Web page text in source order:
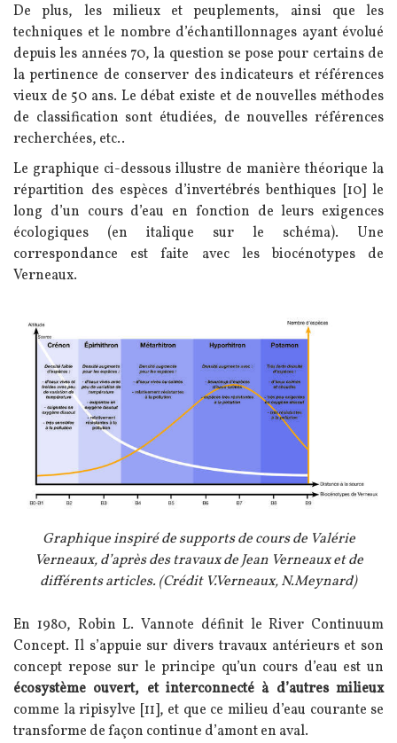
De plus, les milieux et peuplements, ainsi que les
techniques et le nombre d’échantillonnages ayant évolué
depuis les années 70, la question se pose pour certains de
la pertinence de conserver des indicateurs et références
vieux de 50 ans. Le débat existe et de nouvelles méthodes
de classification sont étudiées, de nouvelles références
recherchées, etc..
Le graphique ci-dessous illustre de manière théorique la
répartition des espèces d’invertébrés benthiques [10] le
long d’un cours d’eau en fonction de leurs exigences
écologiques (en italique sur le schéma). Une
correspondance est faite avec les biocénotypes de
Verneaux.
Image
LégendeGraphique inspiré de supports de cours de Valérie
Verneaux, d’après des travaux de Jean Verneaux et de
différents articles. (Crédit V.Verneaux, N.Meynard)
Texte
En 1980, Robin L. Vannote définit le River Continuum
Concept. Il s’appuie sur divers travaux antérieurs et son
concept repose sur le principe qu’un cours d’eau est un
écosystème ouvert, et interconnecté à d’autres milieux
comme la ripisylve [11], et que ce milieu d’eau courante se
transforme de façon continue d’amont en aval.